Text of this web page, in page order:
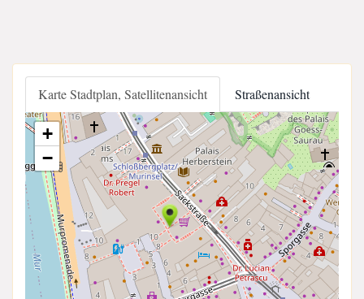
Karte Stadtplan, Satellitenansicht Straßenansicht
+
−